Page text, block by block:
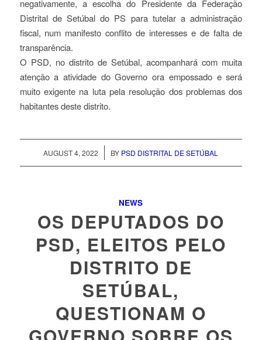
negativamente, a escolha do Presidente da Federação
Distrital de Setúbal do PS para tutelar a administração
fiscal, num manifesto conflito de interesses e de falta de
transparência.
O PSD, no distrito de Setúbal, acompanhará com muita
atenção a atividade do Governo ora empossado e será
muito exigente na luta pela resolução dos problemas dos
habitantes deste distrito.
AUGUST 4, 2022
/ BY PSD DISTRITAL DE SETÚBAL
NEWS
OS DEPUTADOS DO
PSD, ELEITOS PELO
DISTRITO DE
SETÚBAL,
QUESTIONAM O